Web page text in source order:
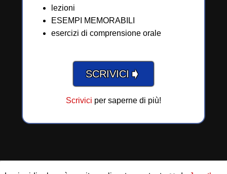
lezioni
ESEMPI MEMORABILI
esercizi di comprensione orale
SCRIVICI ➧
Scrivici per saperne di più!